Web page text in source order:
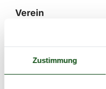
Zustimmung
Verein